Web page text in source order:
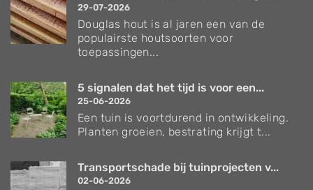
29-07-2026
Douglas hout is al jaren een van de
populairste houtsoorten voor
toepassingen...
5 signalen dat het tijd is voor een...
25-06-2026
Een tuin is voortdurend in ontwikkeling.
Planten groeien, bestrating krijgt t...
Transportschade bij tuinprojecten v...
02-06-2026